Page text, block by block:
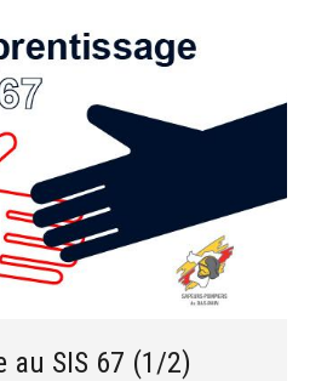
au SIS 67 (1/2)